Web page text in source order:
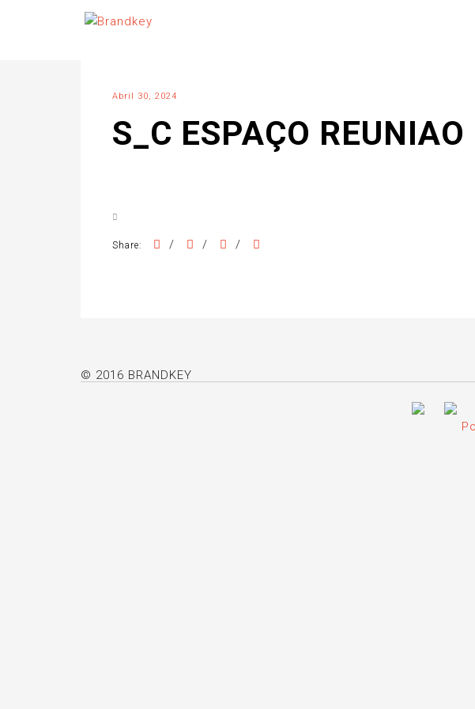
Abril 30, 2024
S_C ESPAÇO
Share: / / /
© 2016 BRANDKEY